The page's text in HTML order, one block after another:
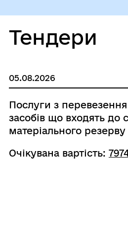
Тендери
05.08.2026
Послуги з
засобів що входять до
матеріального
Очікувана вартість: